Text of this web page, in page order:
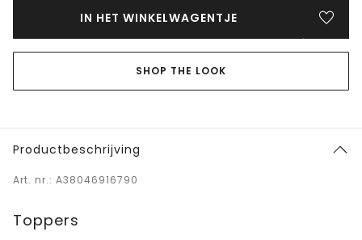
IN HET WINKELWAGENTJE
SHOP THE LOOK
Productbeschrijving
Art. nr.: A38046916790
Toppers